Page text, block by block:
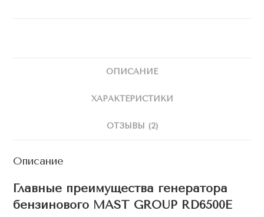
ОПИСАНИЕ
ХАРАКТЕРИСТИКИ
ОТЗЫВЫ (2)
Описание
Главные преимущества генератора
бензинового MAST GROUP RD6500E